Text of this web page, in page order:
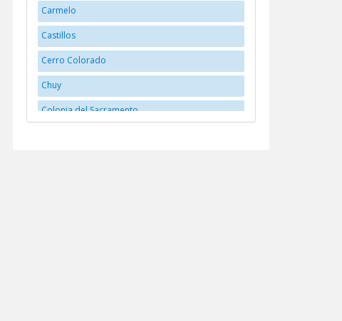
Carmelo
Castillos
Cerro Colorado
Chuy
Colonia del Sacramento